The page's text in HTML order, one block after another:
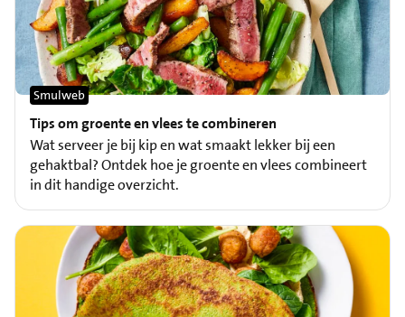
Tips om groente en vlees te combineren
Smulweb
Wat serveer je bij kip en wat smaakt lekker bij een
gehaktbal? Ontdek hoe je groente en vlees combineert
in dit handige overzicht.